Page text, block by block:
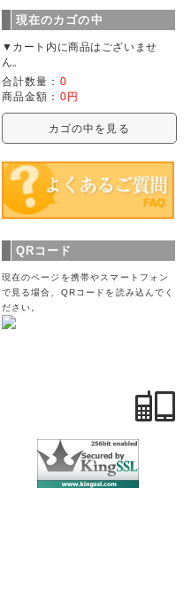
現在のカゴの中
▼カート内に商品はございませ
ん。
合計数量： 0
商品金額： 0円
カゴの中を見る
QRコード
現在のページを携帯やスマートフォン
で見る場合、QRコードを読み込んでく
ださい。